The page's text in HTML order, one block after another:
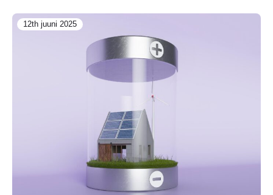
kuni nutikate pistikühendusega (inglise keeles plug-in)
versioonideni, mis võimaldavad pikemaid vahemaid sõita
12th juuni 2025